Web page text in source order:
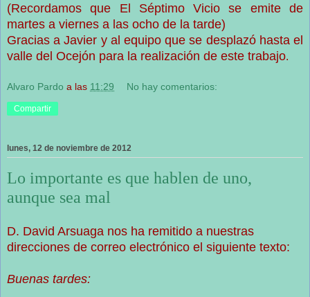
(Recordamos que El Séptimo Vicio se emite de
martes a viernes a las ocho de la tarde)
Gracias a Javier y al equipo que se desplazó hasta el
valle del Ocejón para la realización de este trabajo.
Alvaro Pardo a las 11:29 No hay comentarios:
Compartir
lunes, 12 de noviembre de 2012
Lo importante es que hablen de uno,
aunque sea mal
D. David Arsuaga nos ha remitido a nuestras
direcciones de correo electrónico el siguiente texto:
Buenas tardes: